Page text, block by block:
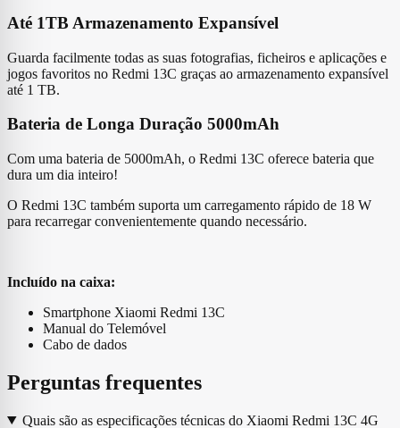
Até 1TB Armazenamento Expansível
Guarda facilmente todas as suas fotografias, ficheiros e aplicações e
jogos favoritos no Redmi 13C graças ao armazenamento expansível
até 1 TB.
Bateria de Longa Duração 5000mAh
Com uma bateria de 5000mAh, o Redmi 13C oferece bateria que
dura um dia inteiro!
O Redmi 13C também suporta um carregamento rápido de 18 W
para recarregar convenientemente quando necessário.
Incluído na caixa:
Smartphone Xiaomi Redmi 13C
Manual do Telemóvel
Cabo de dados
Perguntas frequentes
Quais são as especificações técnicas do Xiaomi Redmi 13C 4G